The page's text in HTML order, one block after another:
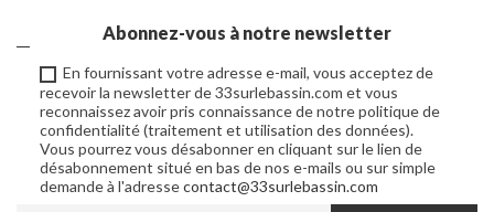
Abonnez-vous à notre newsletter
En fournissant votre adresse e-mail, vous acceptez de
recevoir la newsletter de 33surlebassin.com et vous
reconnaissez avoir pris connaissance de notre politique de
confidentialité (traitement et utilisation des données).
Vous pourrez vous désabonner en cliquant sur le lien de
désabonnement situé en bas de nos e-mails ou sur simple
demande à l'adressecontact@33surlebassin.com